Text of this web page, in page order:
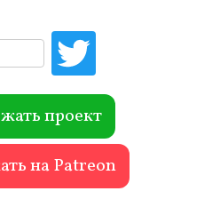
r
проект
на Patreon